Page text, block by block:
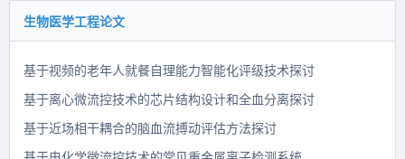
生物医学工程论文
基于视频的老年人就餐自理能力智能化评级技术探讨
基于离心微流控技术的芯片结构设计和全血分离探讨
基于近场相干耦合的脑血流搏动评估方法探讨